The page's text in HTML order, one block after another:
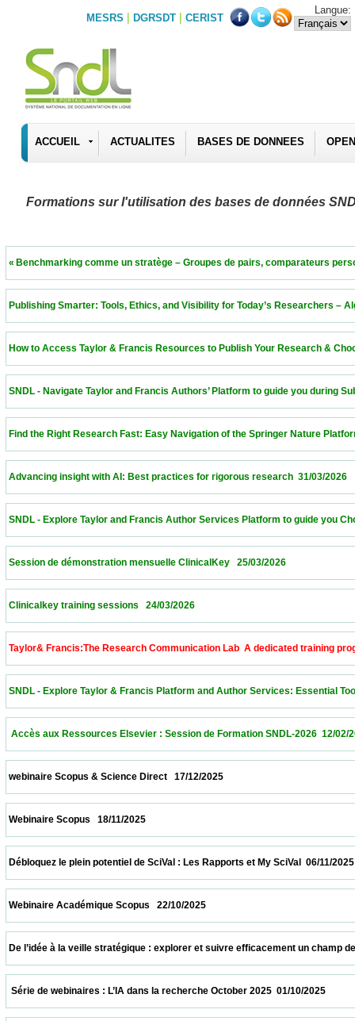
MESRS | DGRSDT | CERIST
Langue:
ACCUEIL ACTUALITES BASES DE DONNEES
Formations sur l'utilisation des bases de données
« Benchmarking comme un stratège – Groupes de pairs,
Publishing Smarter: Tools, Ethics, and Visibility for Today’s
How to Access Taylor & Francis Resources to Publish Your
SNDL - Navigate Taylor and Francis Authors’ Platform to guide you
Find the Right Research Fast: Easy Navigation of the Springer
Advancing insight with AI: Best practices for rigorous research
SNDL - Explore Taylor and Francis Author Services Platform to
Session de démonstration mensuelle ClinicalKey   25/03/2026
Clinicalkey training sessions   24/03/2026
Taylor& Francis:The Research Communication Lab  A dedicated
SNDL - Explore Taylor & Francis Platform and Author Services:
Accès aux Ressources Elsevier : Session de Formation SNDL-
webinaire Scopus & Science Direct   17/12/2025
Webinaire Scopus   18/11/2025
Débloquez le plein potentiel de SciVal : Les Rapports et My
Webinaire Académique Scopus   22/10/2025
De l’idée à la veille stratégique : explorer et suivre efficacement
Série de webinaires : L’IA dans la recherche October 2025  01/